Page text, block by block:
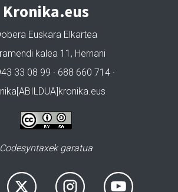
Kronika.eus
Euskara Elkartea
kalea 11, Hernani
33 08 99 · 688 660 714 ·
Codesyntaxek garatua